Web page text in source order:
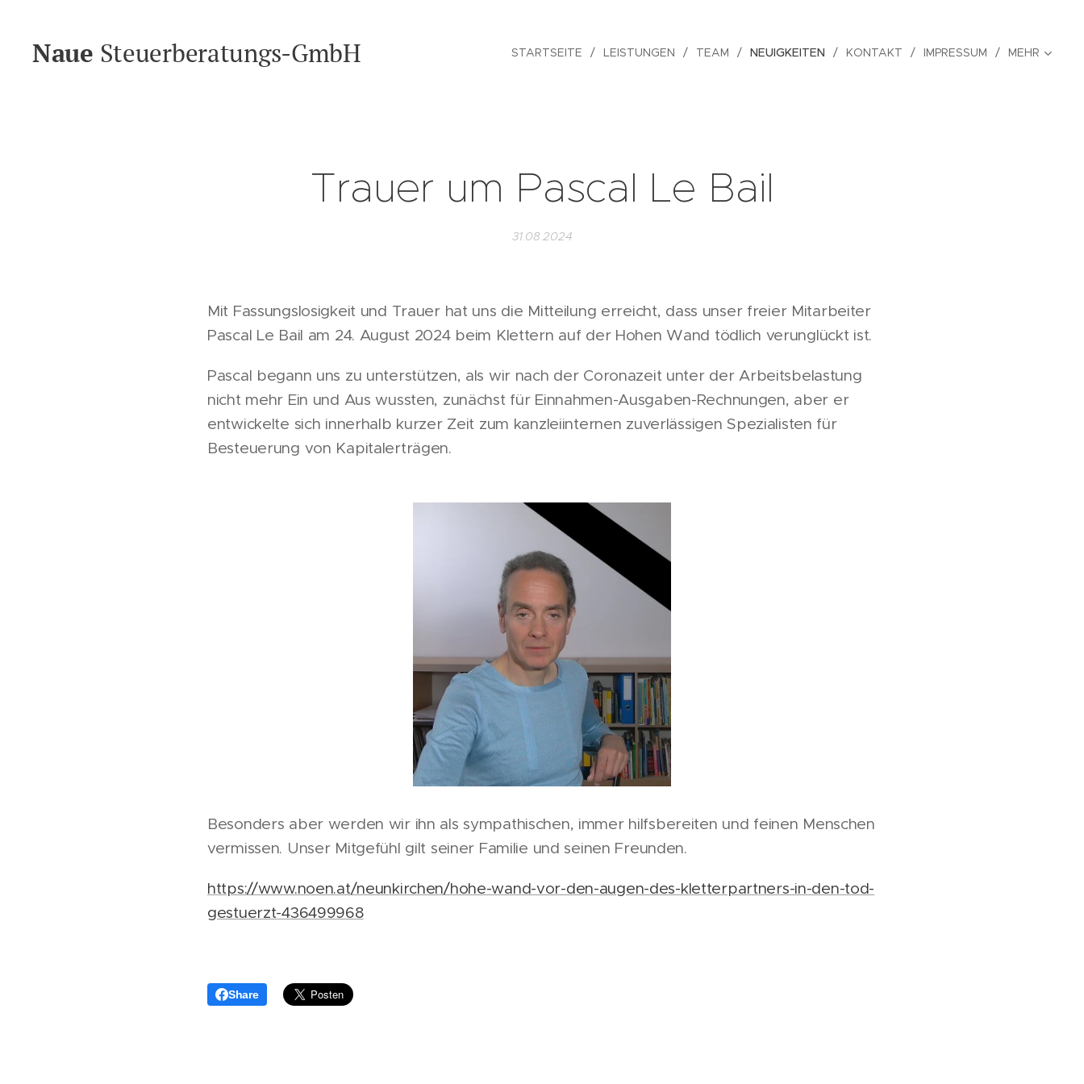
Naue Steuerberatungs-GmbH STARTSEITE LEISTUNGEN TEAM NEUIGKEITEN KONTAKT IMPRESSUM MEHR
Trauer um Pascal Le Bail
31.08.2024
Mit Fassungslosigkeit und Trauer hat uns die Mitteilung erreicht, dass unser freier Mitarbeiter
Pascal Le Bail am 24. August 2024 beim Klettern auf der Hohen Wand tödlich verunglückt ist.
Pascal begann uns zu unterstützen, als wir nach der Coronazeit unter der Arbeitsbelastung
nicht mehr Ein und Aus wussten, zunächst für Einnahmen-Ausgaben-Rechnungen, aber er
entwickelte sich innerhalb kurzer Zeit zum kanzleiinternen zuverlässigen Spezialisten für
Besteuerung von Kapitalerträgen.
Besonders aber werden wir ihn als sympathischen, immer hilfsbereiten und feinen Menschen
vermissen. Unser Mitgefühl gilt seiner Familie und seinen Freunden.
https://www.noen.at/neunkirchen/hohe-wand-vor-den-augen-des-kletterpartners-in-den-tod-
gestuerzt-436499968
Share